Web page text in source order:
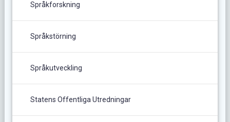
Språkforskning
Språkstörning
Språkutveckling
Statens Offentliga Utredningar